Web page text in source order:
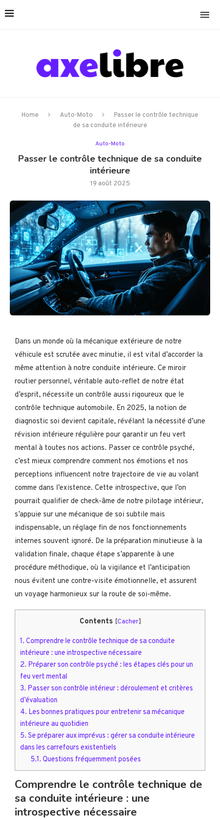
Home Auto-Moto
Passer le contrôle technique
de sa conduite intérieure
Auto-Moto
Passer le contrôle technique de sa conduite
intérieure
19 août 2025
Dans un monde où la mécanique extérieure de notre
véhicule est scrutée avec minutie, il est vital d’accorder la
même attention à notre conduite intérieure. Ce miroir
routier personnel, véritable auto-reflet de notre état
d’esprit, nécessite un contrôle aussi rigoureux que le
contrôle technique automobile. En 2025, la notion de
diagnostic soi devient capitale, révélant la nécessité d’une
révision intérieure régulière pour garantir un feu vert
mental à toutes nos actions. Passer ce contrôle psyché,
c’est mieux comprendre comment nos émotions et nos
perceptions influencent notre trajectoire de vie au volant
comme dans l’existence. Cette introspective, que l’on
pourrait qualifier de check-âme de notre pilotage intérieur,
s’appuie sur une mécanique de soi subtile mais
indispensable, un réglage fin de nos fonctionnements
internes souvent ignoré. De la préparation minutieuse à la
validation finale, chaque étape s’apparente à une
procédure méthodique, où la vigilance et l’anticipation
nous évitent une contre-visite émotionnelle, et assurent
un voyage harmonieux sur la route de soi-même.
Contents [Cacher]
1. Comprendre le contrôle technique de sa conduite
intérieure : une introspective nécessaire
2. Préparer son contrôle psyché : les étapes clés pour un
feu vert mental
3. Passer son contrôle intérieur : déroulement et critères
d’évaluation
4. Les bonnes pratiques pour entretenir sa mécanique
intérieure au quotidien
5. Se préparer aux imprévus : gérer sa conduite intérieure
dans les carrefours existentiels
5.1. Questions fréquemment posées
Comprendre le contrôle technique de
sa conduite intérieure : une
introspective nécessaire